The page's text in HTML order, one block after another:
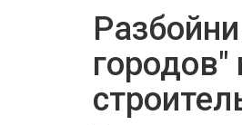
городов"